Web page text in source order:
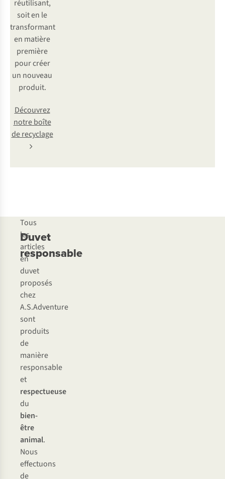
réutilisant,
soit en le
transformant
en matière
première
pour créer
un nouveau
produit.
Découvrez
notre boîte
de recyclage
Duvet
responsable
Tous
les
articles
en
duvet
proposés
chez
A.S.Adventure
sont
produits
de
manière
responsable
et
respectueuse
du
bien-
être
animal.
Nous
effectuons
de